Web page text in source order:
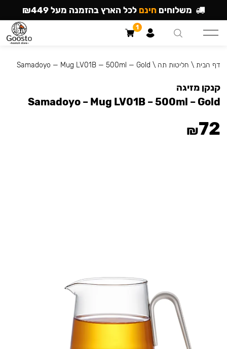
דף הבית \ חליטות תה \
Samadoyo — Mug LV01B — 500ml — Gold
קנקן מזיגה
Samadoyo – Mug LV01B – 500ml – Gold
₪72
משלוחים חינם לכל הארץ בהזמנה מעל ₪449
1